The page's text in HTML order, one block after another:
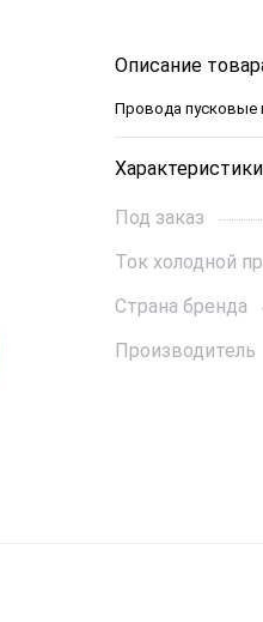
Описание
Провода пусковые
Под заказ
Ток холодной
Страна бренда
Производитель